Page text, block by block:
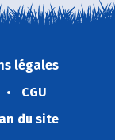
légales
CGU
du site